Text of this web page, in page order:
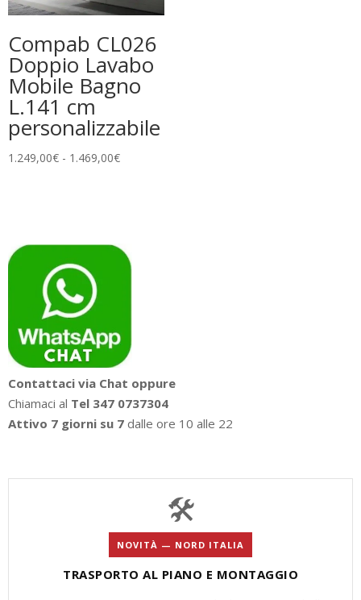
Compab CL026
Doppio Lavabo
Mobile Bagno
L.141 cm
personalizzabile
1.249,00€ - 1.469,00€Fascia
a
1.469,00€
Contattaci via Chat oppure
Chiamaci al Tel 347 0737304
Attivo 7 giorni su 7 dalle ore 10 alle 22
🛠️
NOVITÀ — NORD ITALIA
TRASPORTO AL PIANO E MONTAGGIO